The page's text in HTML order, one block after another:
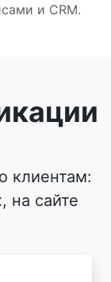
и CRM.
клиентам:
на сайте